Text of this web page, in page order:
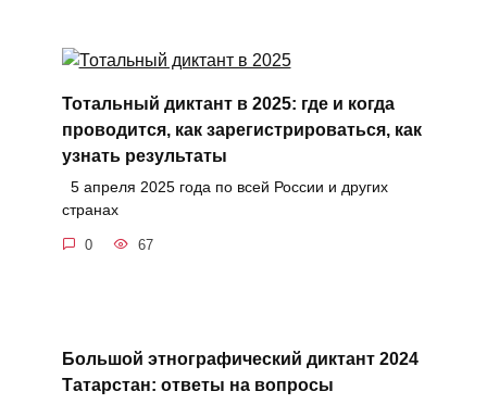
Тотальный диктант в 2025: где и когда
проводится, как зарегистрироваться, как
узнать результаты
5 апреля 2025 года по всей России и других
странах
0 67
Большой этнографический диктант 2024
Татарстан: ответы на вопросы